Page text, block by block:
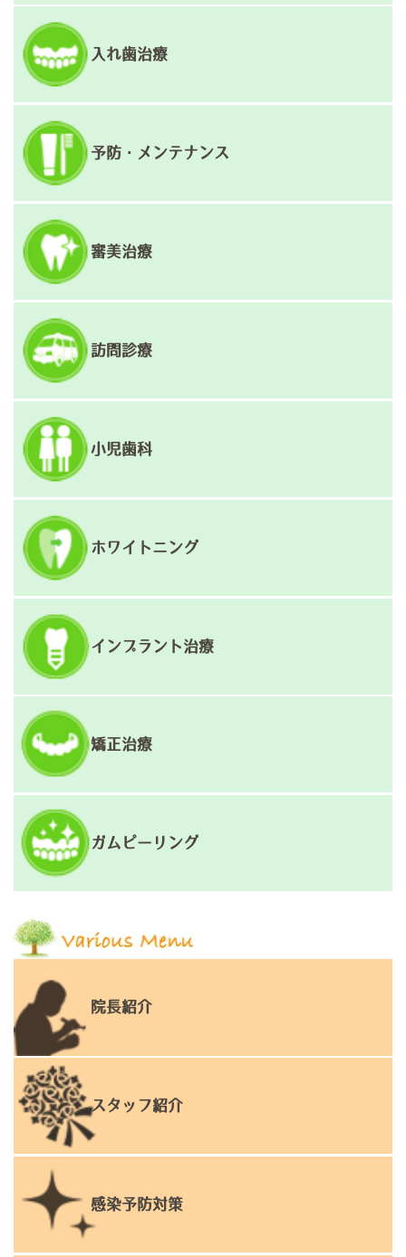
入れ歯治療
予防・メンテナンス
審美治療
訪問診療
小児歯科
ホワイトニング
インプラント治療
矯正治療
ガムピーリング
院長紹介
スタッフ紹介
感染予防対策